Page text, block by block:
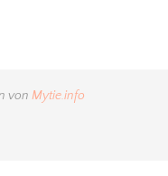
von Mytie.info